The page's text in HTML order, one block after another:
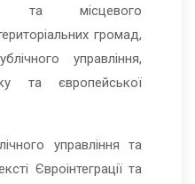
та місцевого
громад,
управління,
та європейської
управління та
Євроінтеграції та